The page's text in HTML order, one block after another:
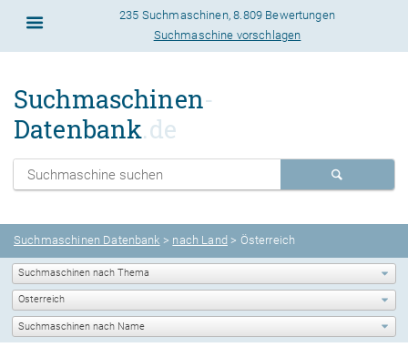
235 Suchmaschinen,8.809 Bewertungen
Suchmaschine vorschlagen
Suchmaschinen-
Datenbank.de
Suchmaschinen Datenbank > nach Land > Österreich